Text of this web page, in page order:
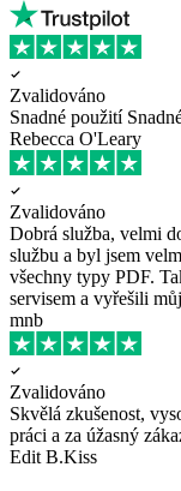
Zvalidováno
Snadné použití
Rebecca O'Leary
Zvalidováno
Dobrá služba, velmi
službu a byl jsem
všechny typy PDF.
servisem a vyřešili
mnb
Zvalidováno
Skvělá zkušenost,
práci a za úžasný
Edit B.Kiss